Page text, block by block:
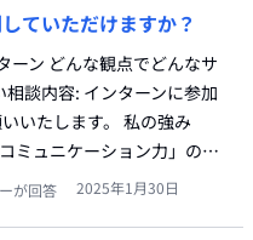
ていただけますか？
ーン どんな観点でどんなサ
談内容: インターンに参加
いたします。 私の強み
ミュニケーション力」の…
が回答 2025年1月30日